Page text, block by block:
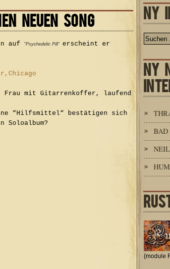
NEUEN SONG
auf "Psychedelic Pill" erscheint er
mit Gitarrenkoffer, laufend
“Hilfsmittel“ bestätigen sich
NY
NY
BAD
{module